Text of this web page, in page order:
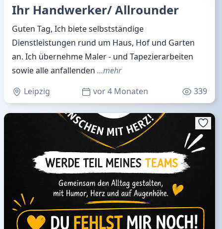
Ihr Handwerker/ Allrounder
Guten Tag, Ich biete selbstständige
Dienstleistungen rund um Haus, Hof und Garten
an. Ich übernehme Maler - und Tapezierarbeiten
sowie alle anfallenden …mehr
Leipzig
vor 4 Monaten 339